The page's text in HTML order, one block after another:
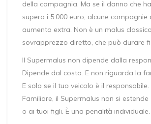
della compagnia. Ma se il danno che
supera i 5.000 euro, alcune compagnie
aumento extra. Non è un malus
sovrapprezzo diretto, che può durare
Il Supermalus non dipende dalla
Dipende dal costo. E non riguarda la
E solo se il tuo veicolo è il responsabile.
Familiare, il Supermalus non si
o ai tuoi figli. È una penalità individuale.